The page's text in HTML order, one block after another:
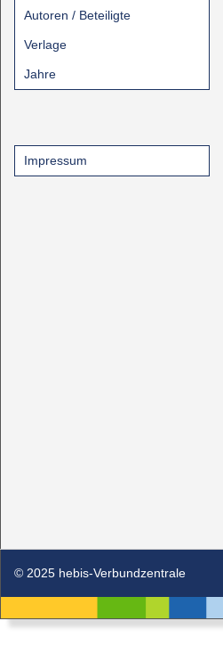
Autoren / Beteiligte
Verlage
Jahre
Impressum
© 2025 hebis-Verbundzentrale